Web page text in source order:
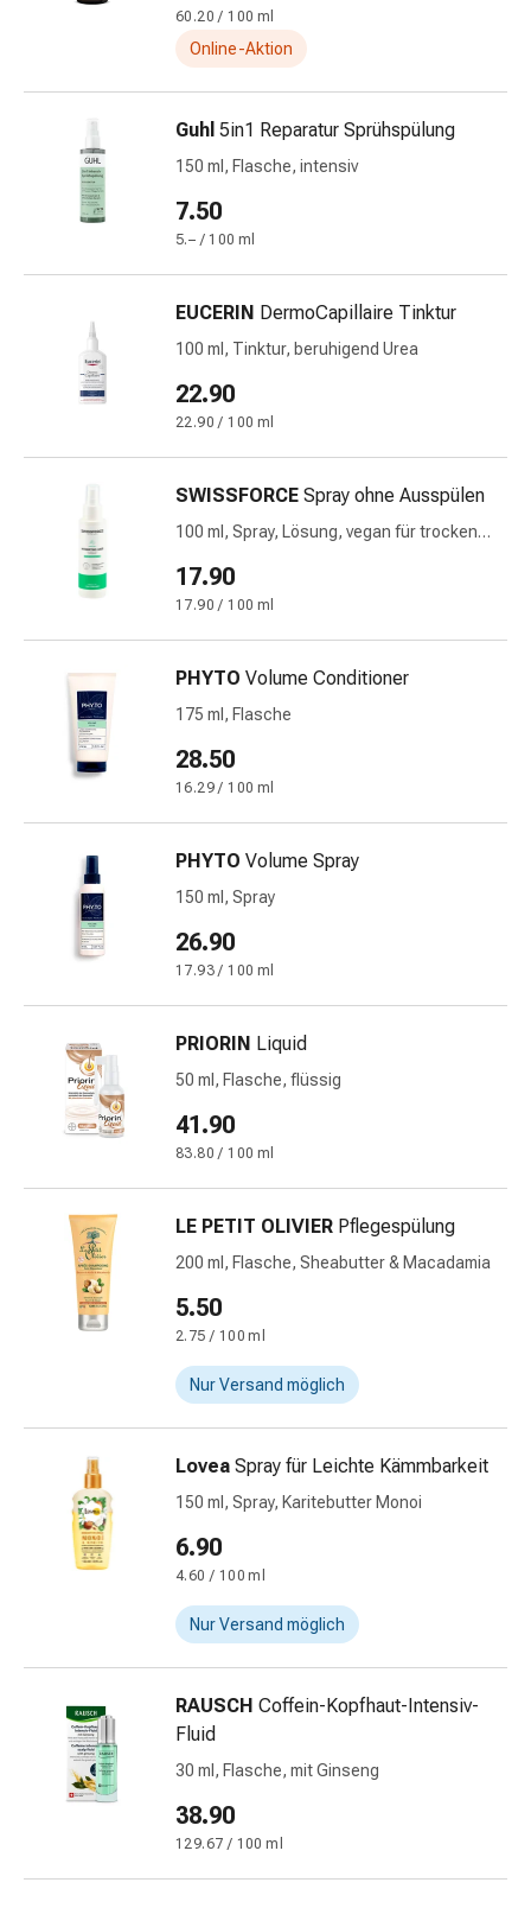
Wundauflagen
Wundbehandlung
Wundsprays
Wundverschlussstreifen
kleber
Ziehsalbe
Augen
Ohrenpflege
Augentropfen
Augenentzündungen
Augenverbände
Herz
&
Kreislauf
Strümpfe
Kreislaufbeschwerden
Venenbeschwerden
Blutgerinnung
Herznerven-
Störung
Gedächtnis-
Konzentrationsstörung
&
Antiallergika
Haut
Nase
Magen-
Hämorrhoiden
Magenbrennen
Erbrechen
Verdauung,
Blähungen
&
Krämpfe
Medizinische
Hautpflege
Ekzeme
Juckreiz
Warzen
Nagel-
Narbenbehandlung
Trockene
Haut
60.20 / 100 ml
Online-Aktion
Guhl 5in1 Reparatur Sprühspülung
150 ml, Flasche, intensiv
7.50
5.– / 100 ml
EUCERIN DermoCapillaire Tinktur
100 ml, Tinktur, beruhigend Urea
22.90
22.90 / 100 ml
SWISSFORCE Spray ohne Ausspülen
100 ml, Spray, Lösung, vegan für trockenes
17.90
17.90 / 100 ml
PHYTO Volume Conditioner
175 ml, Flasche
28.50
16.29 / 100 ml
PHYTO Volume Spray
150 ml, Spray
26.90
17.93 / 100 ml
PRIORIN Liquid
50 ml, Flasche, flüssig
41.90
83.80 / 100 ml
LE PETIT OLIVIER Pflegespülung
200 ml, Flasche, Sheabutter & Macadamia
5.50
2.75 / 100 ml
Nur Versand möglich
Lovea Spray für Leichte Kämmbarkeit
150 ml, Spray, Karitebutter Monoi
6.90
4.60 / 100 ml
Nur Versand möglich
RAUSCH Coffein-Kopfhaut-Intensiv-
Fluid
30 ml, Flasche, mit Ginseng
38.90
129.67 / 100 ml